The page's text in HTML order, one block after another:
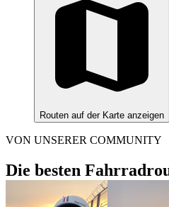
Routen auf der Karte anzeigen
VON UNSERER COMMUNITY
Die besten